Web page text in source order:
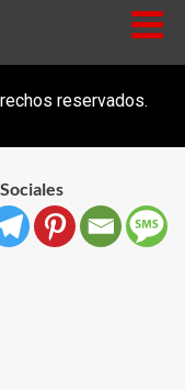
reservados.